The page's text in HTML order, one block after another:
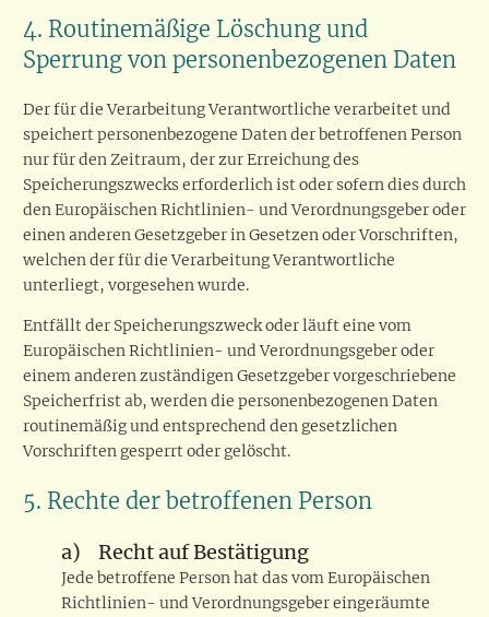
4. Routinemäßige Löschung und
Sperrung von personenbezogenen Daten
Der für die Verarbeitung Verantwortliche verarbeitet und
speichert personenbezogene Daten der betroffenen Person
nur für den Zeitraum, der zur Erreichung des
Speicherungszwecks erforderlich ist oder sofern dies durch
den Europäischen Richtlinien- und Verordnungsgeber oder
einen anderen Gesetzgeber in Gesetzen oder Vorschriften,
welchen der für die Verarbeitung Verantwortliche
unterliegt, vorgesehen wurde.
Entfällt der Speicherungszweck oder läuft eine vom
Europäischen Richtlinien- und Verordnungsgeber oder
einem anderen zuständigen Gesetzgeber vorgeschriebene
Speicherfrist ab, werden die personenbezogenen Daten
routinemäßig und entsprechend den gesetzlichen
Vorschriften gesperrt oder gelöscht.
5. Rechte der betroffenen Person
a) Recht auf Bestätigung
Jede betroffene Person hat das vom Europäischen
Richtlinien- und Verordnungsgeber eingeräumte